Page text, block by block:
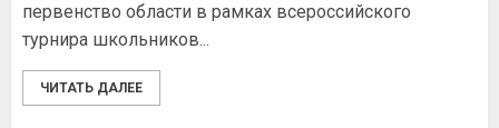
первенство области в рамках всероссийского
турнира школьников...
ЧИТАТЬ ДАЛЕЕ